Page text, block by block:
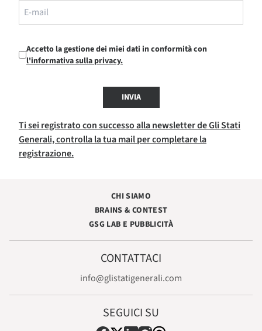
Accetto la gestione dei miei dati in conformità con
l'informativa sulla privacy.
INVIA
Ti sei registrato con successo alla newsletter de Gli Stati
Generali, controlla la tua mail per completare la
registrazione.
CHI SIAMO
BRAINS & CONTEST
GSG LAB E PUBBLICITÀ
CONTATTACI
info@glistatigenerali.com
SEGUICI SU